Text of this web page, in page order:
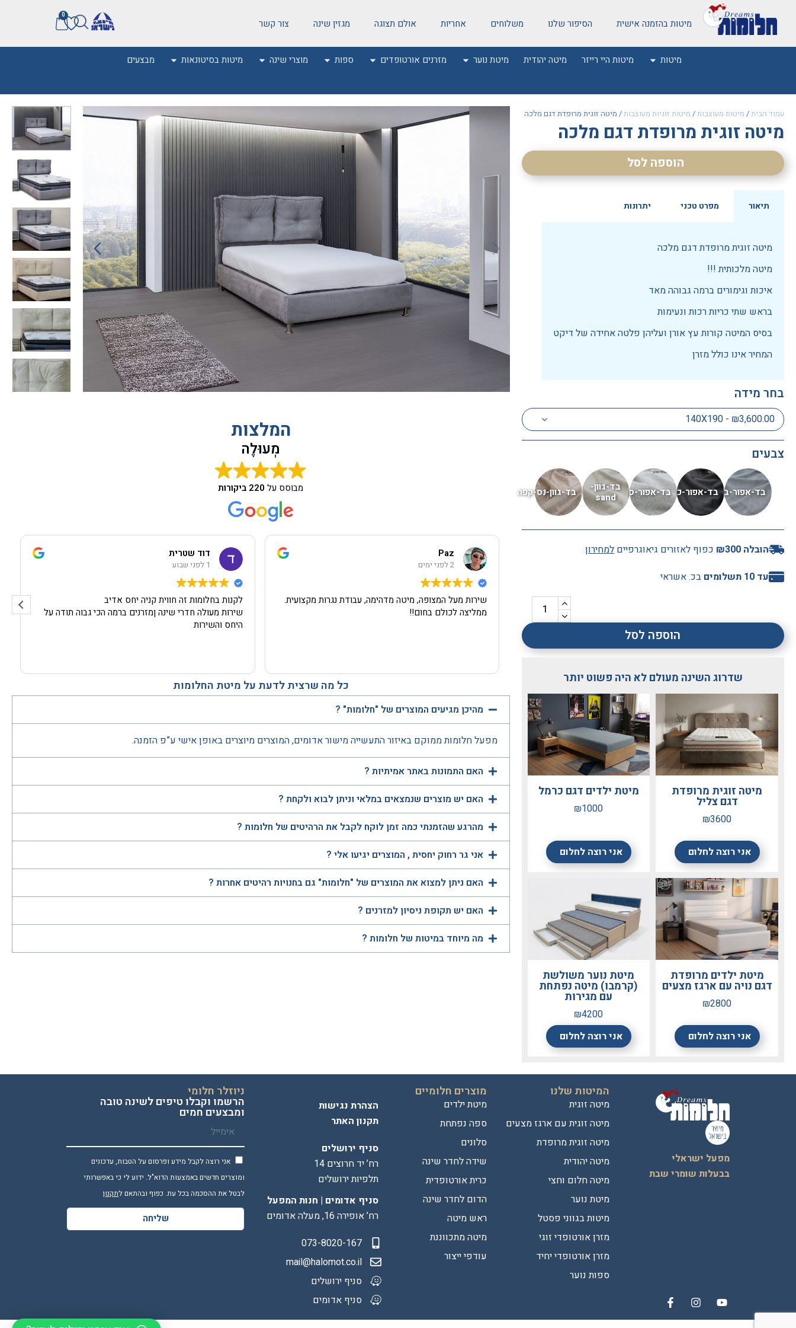
מיטות בהזמנה אישית הסיפור שלנו משלוחים אחריות אולם תצוגה מגזין שינה צור קשר
0
מיטות מיטות היי רייזר מיטה יהודית מיטת נוער מזרנים אורטופדים ספות מוצרי שינה מיטות בסיטונאות מבצעים
עמוד הבית/ מיטות מעוצבות/ מיטות זוגיות מעוצבות/ מיטה זוגית מרופדת דגם מלכה
מיטה זוגית מרופדת דגם מלכה
הוספה לסל
תיאור מפרט טכני יתרונות
מיטה זוגית מרופדת דגם מלכה
מיטה מלכותית !!!
איכות וגימורים ברמה גבוהה מאד
בראש שתי כריות רכות ונעימות
בסיס המיטה קורות עץ אורן ועליהן פלטה אחידה של דיקט
המחיר אינו כולל מזרן
בחר מידה
140X190 - ₪3,600.00
צבעים
הובלה ₪300 כפוף לאזורים גיאוגרפיים למחירון
עד 10 תשלומים
בכ. אשראי
הוספה לסל
שדרוג השינה מעולם לא היה פשוט יותר
מיטה זוגית מרופדת
דגם צליל
₪3600
אני רוצה לחלום
מיטת ילדים דגם כרמל
₪1000
אני רוצה לחלום
מיטת ילדים מרופדת
דגם נויה עם ארגז מצעים
₪2800
אני רוצה לחלום
מיטת נוער משולשת
(קרמבו) מיטה נפתחת
עם מגירות
₪4200
אני רוצה לחלום
המלצות
מְעוּלֶה
מבוסס על 220 ביקורות
דוד שטרית
1 לפני שבוע
לקנות בחלומות זה חווית קניה יחס אדיב
שירות מעולה חדרי שינה ןמזרנים ברמה הכי גבוה תודה על
היחס והשירות
Paz
2 לפני ימים
שירות מעל המצופה, מיטה מדהימה, עבודת נגרות מקצועית.
ממליצה לכולם בחום!!
כל מה שרצית לדעת על מיטת החלומות
מהיכן מגיעים המוצרים של "חלומות" ?
מפעל חלומות ממוקם באיזור התעשייה מישור אדומים, המוצרים מיוצרים באופן אישי ע”פ הזמנה.
האם התמונות באתר אמיתיות ?
האם יש מוצרים שנמצאים במלאי וניתן לבוא ולקחת ?
מהרגע שהזמנתי כמה זמן לוקח לקבל את הרהיטים של חלומות ?
אני גר רחוק יחסית , המוצרים יגיעו אלי ?
האם ניתן למצוא את המוצרים של "חלומות" גם בחנויות רהיטים אחרות ?
האם יש תקופת ניסיון למזרנים ?
מה מיוחד במיטות של חלומות ?
מפעל ישראלי
בבעלות שומרי שבת
המיטות שלנו
מיטה זוגית
מיטה זוגית עם ארגז מצעים
מיטה זוגית מרופדת
מיטה יהודית
מיטה חלום וחצי
מיטת נוער
מיטות בגווני פסטל
מזרן אורטופדי זוגי
מזרן אורטופדי יחיד
ספות נוער
מוצרים חלומיים
מיטת ילדים
ספה נפתחת
סלונים
שידה לחדר שינה
כרית אורטופדית
הדום לחדר שינה
ראש מיטה
מיטה מתכווננת
עודפי ייצור
הצהרת נגישות
תקנון האתר
סניף ירושלים
רח’ יד חרוצים 14
תלפיות ירושלים
סניף אדומים | חנות המפעל
רח’ אופירה 16, מעלה אדומים
073-8020-167
mail@halomot.co.il
סניף ירושלים
סניף אדומים
ניוזלר חלומי
הרשמו וקבלו טיפים לשינה טובה
ומבצעים חמים
אני רוצה לקבל מידע ופרסום על הטבות, עדכונים
ומוצרים חדשים באמצעות הדוא"ל. ידוע לי כי באפשרותי
לבטל את ההסכמה בכל עת. כפוף ובהתאם לתקנון
שליחה